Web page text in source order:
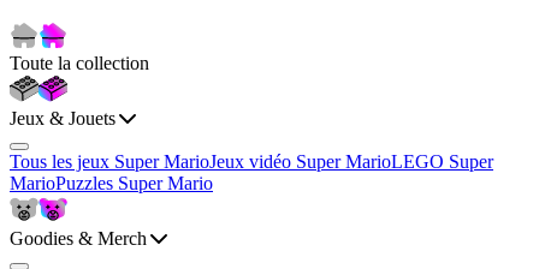
Toute la collection
Jeux & Jouets
Tous les jeux Super MarioJeux vidéo Super MarioLEGO Super
MarioPuzzles Super Mario
Goodies & Merch